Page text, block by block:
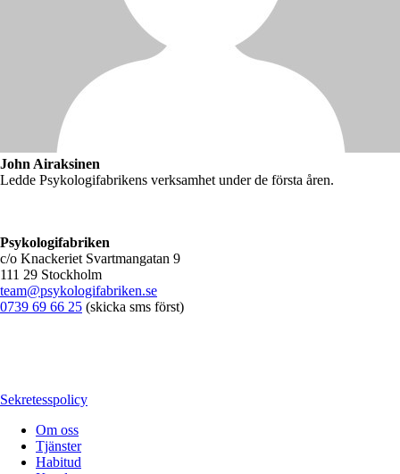
John Airaksinen
Ledde Psykologifabrikens verksamhet under de första åren.
Psykologifabriken
c/o Knackeriet Svartmangatan 9
111 29 Stockholm
team@psykologifabriken.se
0739 69 66 25 (skicka sms först)
Sekretesspolicy
Om oss
Tjänster
Habitud